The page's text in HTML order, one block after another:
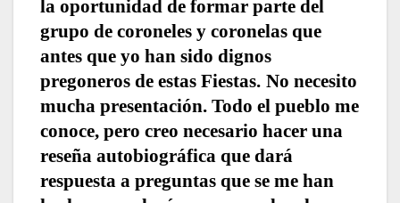
la oportunidad de formar parte del
grupo de coroneles y coronelas que
antes que yo han sido dignos
pregoneros de estas Fiestas. No necesito
mucha presentación. Todo el pueblo me
conoce, pero creo necesario hacer una
reseña autobiográfica que dará
respuesta a preguntas que se me han